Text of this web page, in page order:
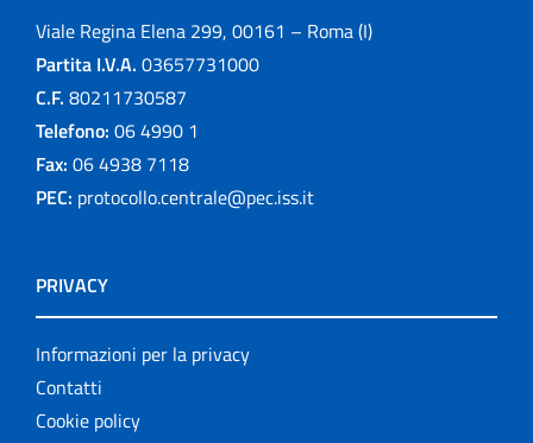
Viale Regina Elena 299, 00161 – Roma (I)
Partita I.V.A. 03657731000
C.F. 80211730587
Telefono: 06 4990 1
Fax: 06 4938 7118
PEC: protocollo.centrale@pec.iss.it
PRIVACY
Informazioni per la privacy
Contatti
Cookie policy